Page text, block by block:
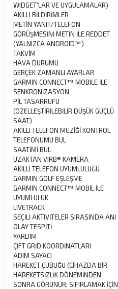
WIDGET'LAR VE UYGULAMALAR)
AKILLI BİLDİRİMLER
METİN YANIT/TELEFON
GÖRÜŞMESİNİ METİN İLE REDDET
(YALNIZCA ANDROID™)
TAKVİM
HAVA DURUMU
GERÇEK ZAMANLI AYARLAR
GARMIN CONNECT™ MOBILE İLE
SENKRONİZASYON
PİL TASARRUFU
(ÖZELLEŞTİRİLEBİLİR DÜŞÜK GÜÇLÜ
SAAT)
AKILLI TELEFON MÜZİĞİ KONTROL
TELEFONUMU BUL
SAATİMİ BUL
UZAKTAN VIRB® KAMERA
AKILLI TELEFON UYUMLULUĞU
GARMIN GOLF EŞLEŞME
GARMIN CONNECT™ MOBİL İLE
UYUMLULUK
LIVETRACK
SEÇİLİ AKTİVİTELER SIRASINDA ANİ
OLAY TESPİTİ
YARDIM
ÇİFT GRİD KOORDİNATLARI
ADIM SAYACI
HAREKET ÇUBUĞU (CİHAZDA BİR
HAREKETSİZLİK DÖNEMİNDEN
SONRA GÖRÜNÜR; SIFIRLAMAK İÇİN